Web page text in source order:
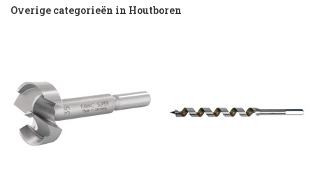
Overige categorieën in Houtboren